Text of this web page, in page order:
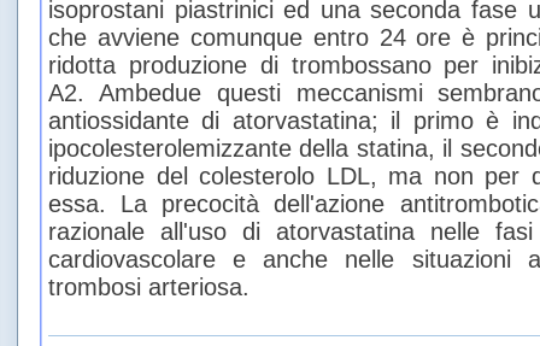
isoprostani piastrinici ed una seconda fase
che avviene comunque entro 24 ore è
ridotta produzione di trombossano per
A2. Ambedue questi meccanismi
antiossidante di atorvastatina; il primo è
ipocolesterolemizzante della statina, il
riduzione del colesterolo LDL, ma non per
essa. La precocità dell'azione
razionale all'uso di atorvastatina nelle
cardiovascolare e anche nelle situazioni
trombosi arteriosa.